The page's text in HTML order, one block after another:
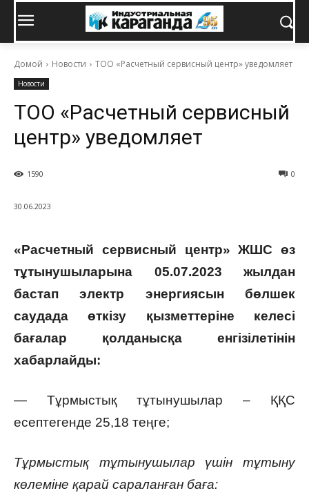
Домой Новости ТОО «Расчетный сервисный центр» уведомляет
Новости
ТОО «Расчетный сервисный
центр» уведомляет
0
1590
30.06.2023
«Расчетный сервисный центр» ЖШС өз
тұтынушыларына 05.07.2023 жылдан
бастап электр энергиясын бөлшек
саудада өткізу қызметтеріне келесі
бағалар қолданысқа енгізілетінін
хабарлайды:
— Тұрмыстық тұтынушылар – ҚҚС
есептегенде 25,18 теңге;
Тұрмыстық тұтынушылар үшін тұтыну
көлеміне қарай сараланған баға: